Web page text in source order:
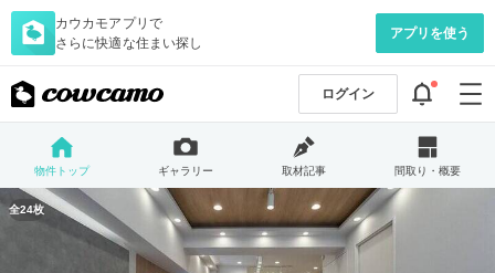
カウカモアプリで
さらに快適な住まい探し
アプリを使う
ログイン
物件トップ ギャラリー 取材記事 間取り・概要
全24枚